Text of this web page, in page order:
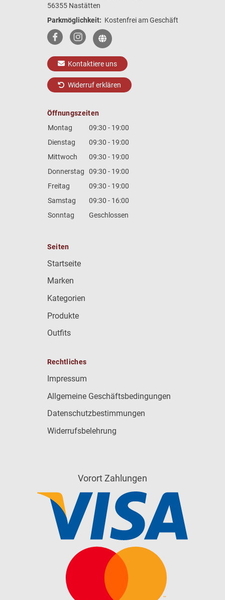
56355 Nastätten
Parkmöglichkeit: Kostenfrei am Geschäft
Kontaktiere uns
Widerruf erklären
Öffnungszeiten
Montag
09:30 - 19:00
Dienstag
09:30 - 19:00
Mittwoch
09:30 - 19:00
Donnerstag
09:30 - 19:00
Freitag
09:30 - 19:00
Samstag
09:30 - 16:00
Sonntag
Geschlossen
Seiten
Startseite
Marken
Kategorien
Produkte
Outfits
Rechtliches
Impressum
Allgemeine Geschäftsbedingungen
Datenschutzbestimmungen
Widerrufsbelehrung
Vorort Zahlungen